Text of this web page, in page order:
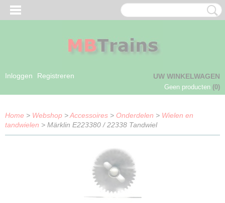
Inloggen Registreren UW WINKELWAGEN
Geen producten (0)
Home > Webshop >Accessoires > Onderdelen > Wielen en
tandwielen > Märklin E223380 / 22338 Tandwiel